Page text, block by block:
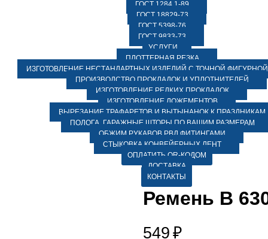
ГОСТ 1284.1-89
ГОСТ 18829-73
ГОСТ 5398-76
ГОСТ 9833-73
УСЛУГИ
ПЛОТТЕРНАЯ РЕЗКА
ИЗГОТОВЛЕНИЕ НЕСТАНДАРТНЫХ ИЗДЕЛИЙ С ТОЧНОЙ ФИГУРНОЙ
ПРОИЗВОДСТВО ПРОКЛАДОК И УПЛОТНИТЕЛЕЙ
ИЗГОТОВЛЕНИЕ РЕДКИХ ПРОКЛАДОК
ИЗГОТОВЛЕНИЕ ЛОЖЕМЕНТОВ
ВЫРЕЗАНИЕ ТРАФАРЕТОВ И ВЫТЫНАНОК К ПРАЗДНИКАМ
ПОЛОГА, ГАРАЖНЫЕ ШТОРЫ ПО ВАШИМ РАЗМЕРАМ
ОБЖИМ РУКАВОВ РВД ФИТИНГАМИ
СТЫКОВКА КОНВЕЙЕРНЫХ ЛЕНТ
ОПЛАТИТЬ QR-КОДОМ
ДОСТАВКА
КОНТАКТЫ
Ремень В
549 ₽